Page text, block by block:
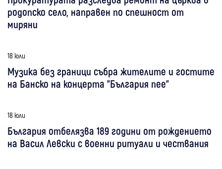
родопско село, направен по спешност от
миряни
18 юли
Музика без граници събра жителите и гостите
на Банско на концерта "България пее"
18 юли
България отбелязва 189 години от рождението
на Васил Левски с военни ритуали и чествания